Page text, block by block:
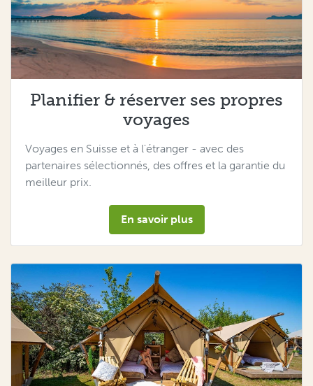
Planifier & réserver ses propres
voyages
Voyages en Suisse et à l'étranger - avec des
partenaires sélectionnés, des offres et la garantie du
meilleur prix.
En savoir plus